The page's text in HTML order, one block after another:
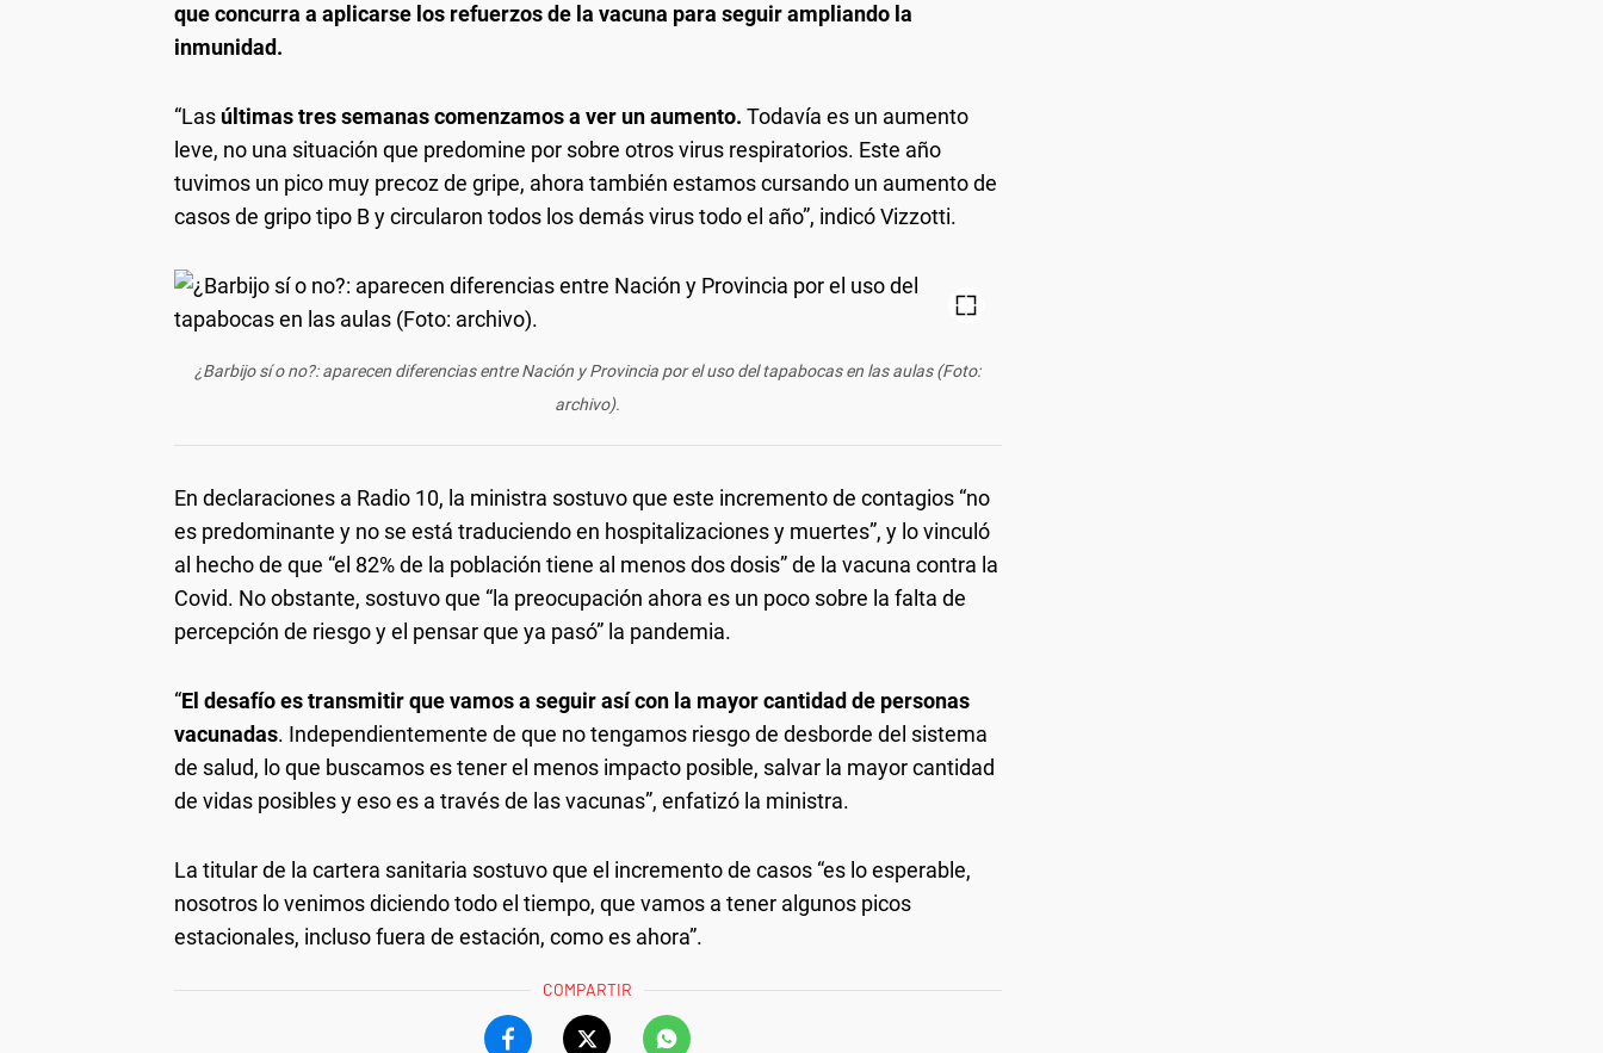
que concurra a aplicarse los refuerzos de la vacuna para seguir ampliando la
inmunidad.
“Las últimas tres semanas comenzamos a ver un aumento. Todavía es un aumento
leve, no una situación que predomine por sobre otros virus respiratorios. Este año
tuvimos un pico muy precoz de gripe, ahora también estamos cursando un aumento de
casos de gripo tipo B y circularon todos los demás virus todo el año”, indicó Vizzotti.
¿Barbijo sí o no?: aparecen diferencias entre Nación y Provincia por el uso del tapabocas en las aulas (Foto:
archivo).
En declaraciones a Radio 10, la ministra sostuvo que este incremento de contagios “no
es predominante y no se está traduciendo en hospitalizaciones y muertes”, y lo vinculó
al hecho de que “el 82% de la población tiene al menos dos dosis” de la vacuna contra la
Covid. No obstante, sostuvo que “la preocupación ahora es un poco sobre la falta de
percepción de riesgo y el pensar que ya pasó” la pandemia.
“El desafío es transmitir que vamos a seguir así con la mayor cantidad de personas
vacunadas. Independientemente de que no tengamos riesgo de desborde del sistema
de salud, lo que buscamos es tener el menos impacto posible, salvar la mayor cantidad
de vidas posibles y eso es a través de las vacunas”, enfatizó la ministra.
La titular de la cartera sanitaria sostuvo que el incremento de casos “es lo esperable,
nosotros lo venimos diciendo todo el tiempo, que vamos a tener algunos picos
estacionales, incluso fuera de estación, como es ahora”.
COMPARTIR